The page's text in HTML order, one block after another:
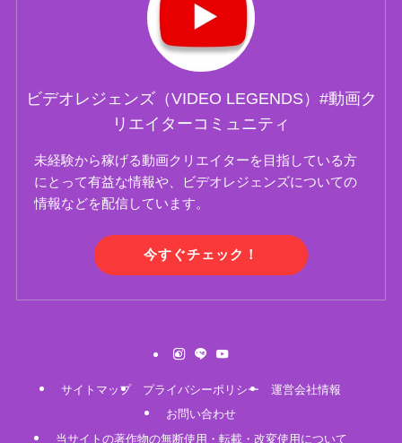
ビデオレジェンズ（VIDEO LEGENDS）#動画ク
リエイターコミュニティ
未経験から稼げる動画クリエイターを目指している方
にとって有益な情報や、ビデオレジェンズについての
情報などを配信しています。
今すぐチェック！
サイトマップ プライバシーポリシー
運営会社情報
お問い合わせ
当サイトの著作物の無断使用・転載・改変使用について